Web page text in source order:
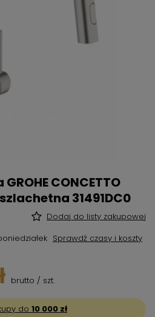
CONCETTO
szlachetna 31491DC0
Dodaj do listy zakupowej
Sprawdź czasy i koszty
brutto / szt.
do 10 000 zł